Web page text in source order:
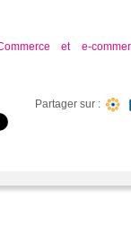
et e-
Partager sur :